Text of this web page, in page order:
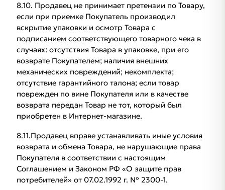
8.10. Продавец не принимает претензии по Товару,
если при приемке Покупатель производил
вскрытие упаковки и осмотр Товара с
подписанием соответствующего товарного чека в
случаях: отсутствия Товара в упаковке, при его
возврате Покупателем; наличия внешних
механических повреждений; некомплекта;
отсутствие гарантийного талона; если товар
поврежден по вине Покупателя или в качестве
возврата передан Товар не тот, который был
приобретен в Интернет-магазине.
8.11.Продавец вправе устанавливать иные условия
возврата и обмена Товара, не нарушающие права
Покупателя в соответствии с настоящим
Соглашением и Законом РФ «О защите прав
потребителей» от 07.02.1992 г. № 2300-1.